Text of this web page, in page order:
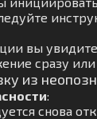
вы
сразу
из
:
снова